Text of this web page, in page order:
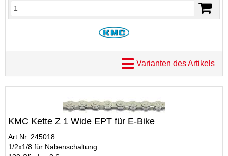
Varianten des Artikels
KMC Kette Z 1 Wide EPT für E-Bike
Art.Nr. 245018
1/2x1/8 für Nabenschaltung